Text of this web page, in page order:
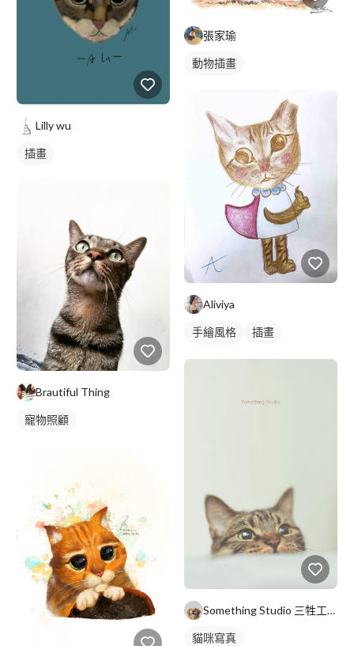
Lilly wu
插畫
Brautiful Thing
寵物照顧
張家瑜
動物插畫
Aliviya
手繪風格
插畫
Something Studio 三牲工作室
貓咪寫真